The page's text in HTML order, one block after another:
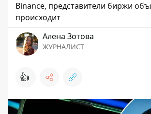
Binance, представители биржи
происходит
Алена Зотова
ЖУРНАЛИСТ
👍